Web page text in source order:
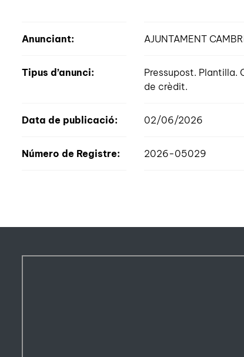
Anunciant: AJUNTAMENT
Tipus d’anunci:
Pressupost.
de crèdit.
Data de publicació: 02/06/2026
Número de Registre: 2026-05029